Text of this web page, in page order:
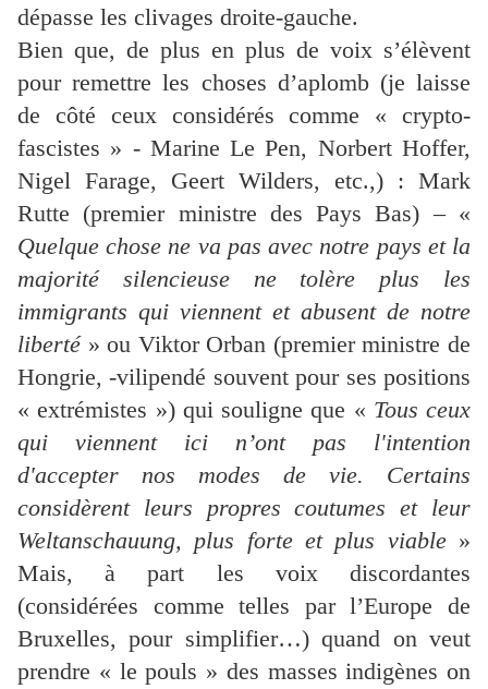
dépasse les clivages droite-gauche.
Bien que, de plus en plus de voix s’élèvent
pour remettre les choses d’aplomb (je laisse
de côté ceux considérés comme « crypto-
fascistes » - Marine Le Pen, Norbert Hoffer,
Nigel Farage, Geert Wilders, etc.,) : Mark
Rutte (premier ministre des Pays Bas) – «
Quelque chose ne va pas avec notre pays et la
majorité silencieuse ne tolère plus les
immigrants qui viennent et abusent de notre
liberté» ou Viktor Orban (premier ministre de
Hongrie, -vilipendé souvent pour ses positions
« extrémistes ») qui souligne que « Tous ceux
qui viennent ici n’ont pas l'intention
d'accepter nos modes de vie. Certains
considèrent leurs propres coutumes et leur
Weltanschauung, plus forte et plus viable »
Mais, à part les voix discordantes
(considérées comme telles par l’Europe de
Bruxelles, pour simplifier…) quand on veut
prendre « le pouls » des masses indigènes on